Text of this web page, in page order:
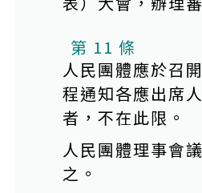
第 11 條
人民團體應於召
程通知各應出席
者，不在此限。
人民團體理事會
之。